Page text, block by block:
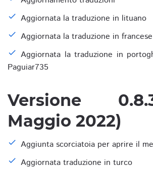
Aggiornata la traduzione in lituano
Aggiornata la traduzione in
Aggiornata la traduzione in
Paguiar735
Versione
Maggio 2022)
Aggiunta scorciatoia per aprire il
Aggiornata traduzione in turco